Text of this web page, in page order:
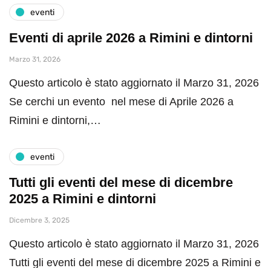
eventi
Eventi di aprile 2026 a Rimini e dintorni
Marzo 31, 2026
Questo articolo è stato aggiornato il Marzo 31, 2026
Se cerchi un evento nel mese di Aprile 2026 a
Rimini e dintorni,…
eventi
Tutti gli eventi del mese di dicembre
2025 a Rimini e dintorni
Dicembre 3, 2025
Questo articolo è stato aggiornato il Marzo 31, 2026
Tutti gli eventi del mese di dicembre 2025 a Rimini e